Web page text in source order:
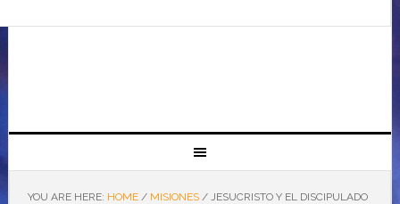
YOU ARE HERE: HOME / MISIONES /JESUCRISTO Y EL DISCIPULADO